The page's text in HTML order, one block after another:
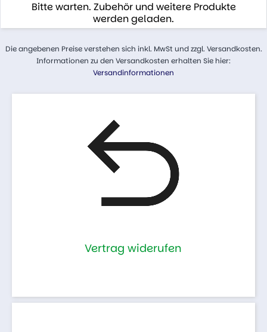
Bitte warten. Zubehör und weitere Produkte
werden geladen.
Die angebenen Preise verstehen sich inkl. MwSt und zzgl. Versandkosten.
Informationen zu den Versandkosten erhalten Sie hier:
Versandinformationen
Vertrag widerufen